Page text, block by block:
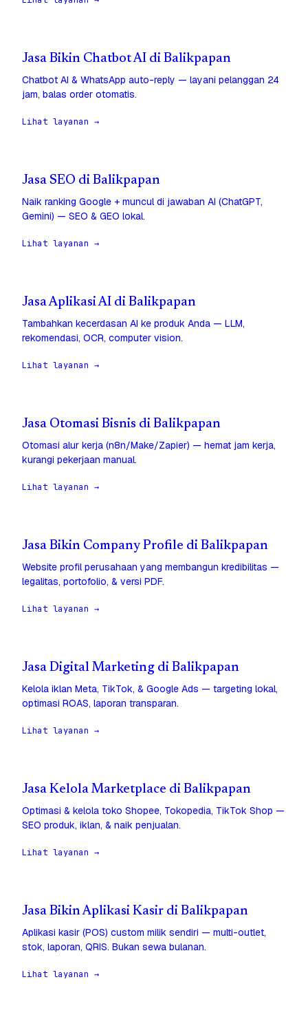
Jasa Bikin Chatbot AI di Balikpapan
Chatbot AI & WhatsApp auto-reply — layani pelanggan 24
jam, balas order otomatis.
Lihat layanan →
Jasa SEO di Balikpapan
Naik ranking Google + muncul di jawaban AI (ChatGPT,
Gemini) — SEO & GEO lokal.
Lihat layanan →
Jasa Aplikasi AI di Balikpapan
Tambahkan kecerdasan AI ke produk Anda — LLM,
rekomendasi, OCR, computer vision.
Lihat layanan →
Jasa Otomasi Bisnis di Balikpapan
Otomasi alur kerja (n8n/Make/Zapier) — hemat jam kerja,
kurangi pekerjaan manual.
Lihat layanan →
Jasa Bikin Company Profile di Balikpapan
Website profil perusahaan yang membangun kredibilitas —
legalitas, portofolio, & versi PDF.
Lihat layanan →
Jasa Digital Marketing di Balikpapan
Kelola iklan Meta, TikTok, & Google Ads — targeting lokal,
optimasi ROAS, laporan transparan.
Lihat layanan →
Jasa Kelola Marketplace di Balikpapan
Optimasi & kelola toko Shopee, Tokopedia, TikTok Shop —
SEO produk, iklan, & naik penjualan.
Lihat layanan →
Jasa Bikin Aplikasi Kasir di Balikpapan
Aplikasi kasir (POS) custom milik sendiri — multi-outlet,
stok, laporan, QRIS. Bukan sewa bulanan.
Lihat layanan →